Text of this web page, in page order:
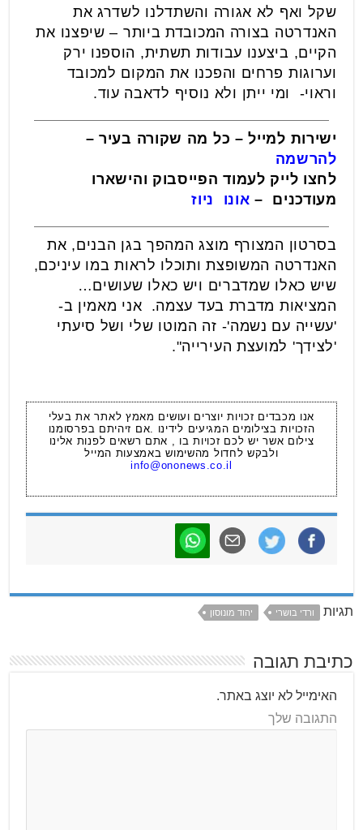
שקל ואף לא אגורה והשתדלנו לשדרג את
האנדרטה בצורה המכובדת ביותר – שיפצנו את
הקיים, ביצענו עבודות תשתית, הוספנו ירק
וערוגות פרחים והפכנו את המקום למכובד
וראוי- ומי ייתן ולא נוסיף לדאבה עוד.
ישירות למייל – כל מה שקורה בעיר –
להרשמה
לחצו לייק לעמוד הפייסבוק והישארו
מעודכנים – אונו ניוז
בסרטון המצורף מוצג המהפך בגן הבנים, את
האנדרטה המשופצת ותוכלו לראות במו עיניכם,
שיש כאלו שמדברים ויש כאלו שעושים…
המציאות מדברת בעד עצמה. אני מאמין ב-
'עשייה עם נשמה'- זה המוטו שלי ושל סיעתי
'לצידך' למועצת העירייה".
אנו מכבדים זכויות יוצרים ועושים מאמץ לאתר את בעלי
הזכויות בצילומים המגיעים לידינו .אם זיהיתם בפרסומנו
צילום אשר יש לכם זכויות בו , אתם רשאים לפנות אלינו
ולבקש לחדול מהשימוש באמצעות המייל
info@ononews.co.il
תגיות ורדי בושרי יהוד מונוסון
כתיבת תגובה
האימייל לא יוצג באתר.
התגובה שלך